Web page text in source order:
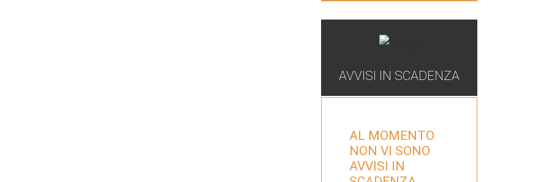
AVVISI IN SCADENZA
AL MOMENTO
NON VI SONO
AVVISI IN